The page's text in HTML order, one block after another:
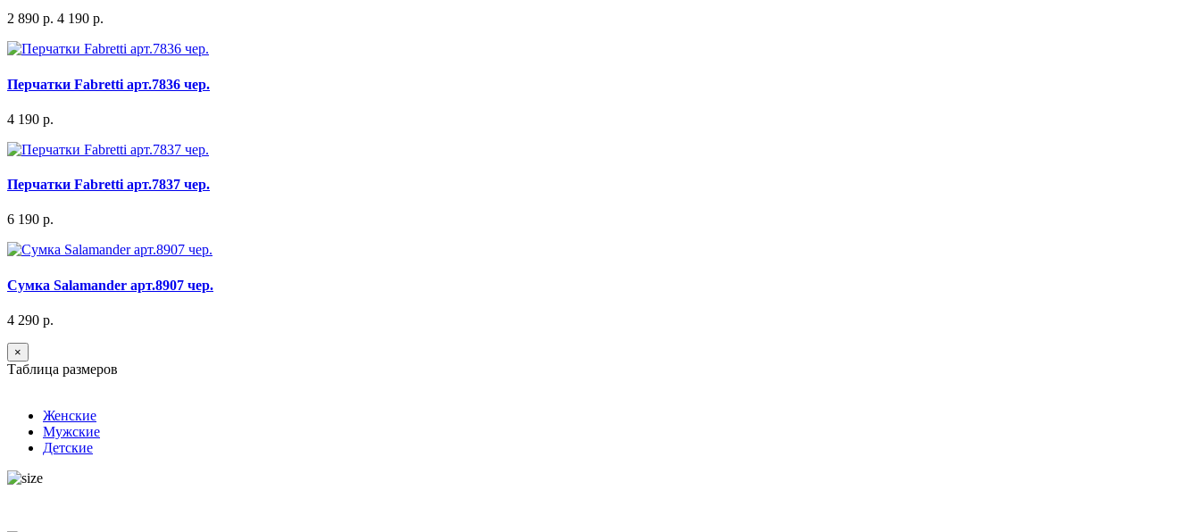
2 890 р. 4 190 р.
Перчатки Fabretti арт.7836 чер.
4 190 р.
Перчатки Fabretti арт.7837 чер.
6 190 р.
Сумка Salamander арт.8907 чер.
4 290 р.
×
Таблица размеров
Женские
Мужские
Детские